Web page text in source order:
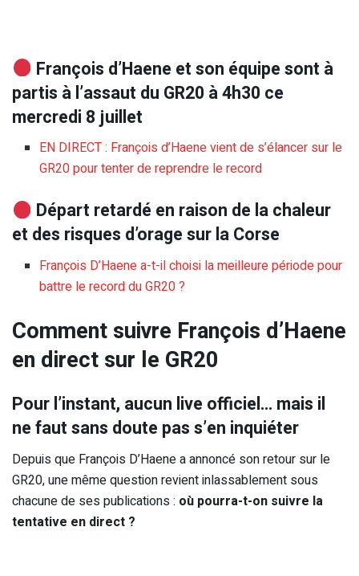
François d’Haene et son équipe sont à
partis à l’assaut du GR20 à 4h30 ce
mercredi 8 juillet
EN DIRECT : François d’Haene vient de s’élancer sur le
GR20 pour tenter de reprendre le record
Départ retardé en raison de la chaleur
et des risques d’orage sur la Corse
François D’Haene a-t-il choisi la meilleure période pour
battre le record du GR20 ?
Comment suivre François d’Haene
en direct sur le GR20
Pour l’instant, aucun live officiel… mais il
ne faut sans doute pas s’en inquiéter
Depuis que François D’Haene a annoncé son retour sur le
GR20, une même question revient inlassablement sous
chacune de ses publications : où pourra-t-on suivre la
tentative en direct ?